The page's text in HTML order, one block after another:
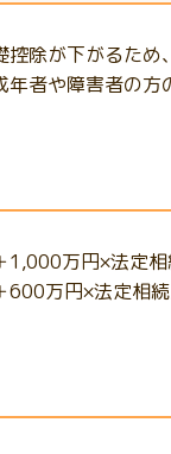
除が下がるた
者や障害者の方
万円×法定相
万円×法定相